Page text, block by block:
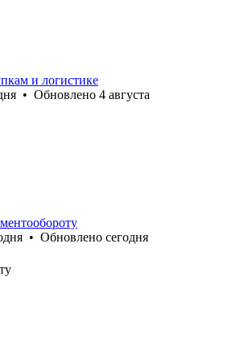
и логистике
• Обновлено 4 августа
• Обновлено сегодня